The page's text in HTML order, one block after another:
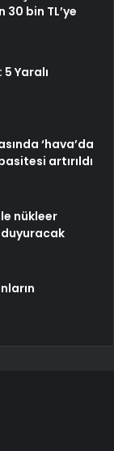
30 bin TL’ye
Yaralı
‘hava’da
artırıldı
nükleer
duyuracak